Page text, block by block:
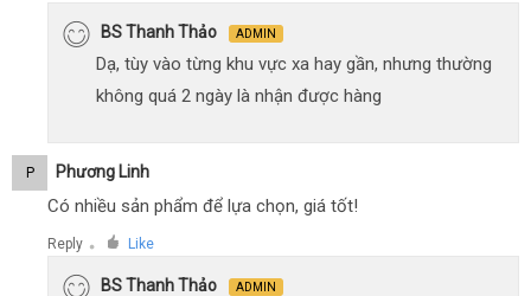
BS Thanh Thảo ADMIN
Dạ, tùy vào từng khu vực xa hay gần, nhưng thường
không quá 2 ngày là nhận được hàng
P Phương Linh
Có nhiều sản phẩm để lựa chọn, giá tốt!
Reply ● Like
BS Thanh Thảo ADMIN